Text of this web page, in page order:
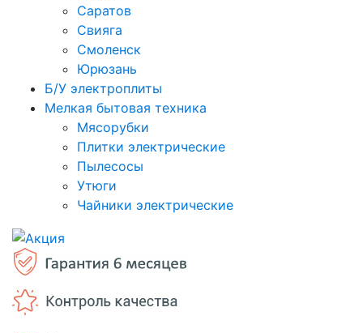
Саратов
Свияга
Смоленск
Юрюзань
Б/У электроплиты
Мелкая бытовая техника
Мясорубки
Плитки электрические
Пылесосы
Утюги
Чайники электрические